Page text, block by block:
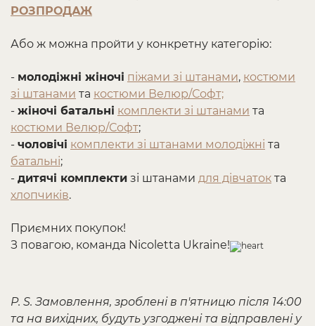
РОЗПРОДАЖ
Або ж можна пройти у конкретну категорію:
- молодіжні жіночі піжами зі штанами, костюми
зі штанами та костюми Велюр/Софт;
- жіночі батальні комплекти зі штанами та
костюми Велюр/Софт;
- чоловічі комплекти зі штанами молодіжні та
батальні;
- дитячі комплекти зі штанами для дівчаток та
хлопчиків.
Приємних покупок!
З повагою, команда Nicoletta Ukraine!
P. S. Замовлення, зроблені в п'ятницю після 14:00
та на вихідних, будуть узгоджені та відправлені у